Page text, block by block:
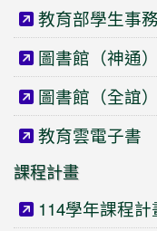
教育部學生事
圖書館（神通）
圖書館（全誼）
教育雲電子書
課程計畫
114學年課程計